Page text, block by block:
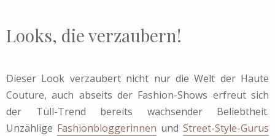
Looks, die verzaubern!
Dieser Look verzaubert nicht nur die Welt der Haute
Couture, auch abseits der Fashion-Shows erfreut sich
der Tüll-Trend bereits wachsender Beliebtheit.
Unzählige Fashionbloggerinnen und Street-Style-Gurus